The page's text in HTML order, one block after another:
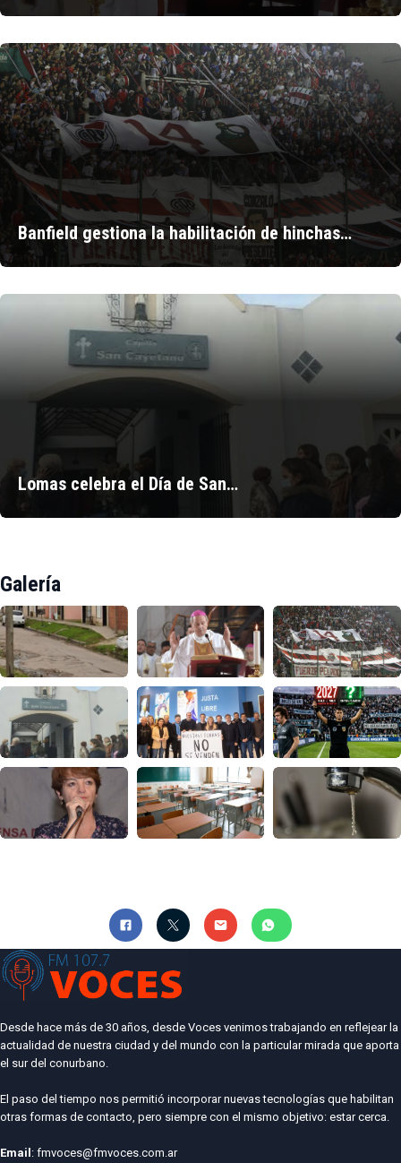
Banfield gestiona la habilitación de hinchas…
Lomas celebra el Día de San…
Galería
Desde hace más de 30 años, desde Voces venimos trabajando en reflejear la
actualidad de nuestra ciudad y del mundo con la particular mirada que aporta
el sur del conurbano.
El paso del tiempo nos permitió incorporar nuevas tecnologías que habilitan
otras formas de contacto, pero siempre con el mismo objetivo: estar cerca.
Email : fmvoces@fmvoces.com.ar